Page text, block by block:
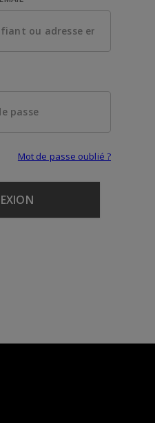
Mot de passe oublié ?